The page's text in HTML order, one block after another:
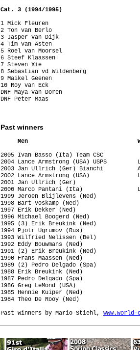
Cat. 3 (1994/1995)
1 Mick Fleuren
2 Ton van Berlo
3 Jasper van Dijk
4 Tim van Asten
5 Roel van Moorsel
6 Steef Klaassen
7 Steven Xie
8 Sebastian vd Wildenberg
9 Maikel Geenen
10 Roy van Eck
DNF Maya van Doren
DNF Peter Maas
Past winners
2005 Ivan Basso (Ita) Team CSC
2004 Lance Armstrong (USA) USPS
2003 Jan Ullrich (Ger) Bianchi
2002 Lance Armstrong (USA)
2001 Jan Ullrich (Ger)
2000 Marco Pantani (Ita)
1999 Jeroen Blijlevens (Ned)
1998 Bart Voskamp (Ned)
1997 Erik Dekker (Ned)
1996 Michael Boogerd (Ned)
1995 (3) Erik Breukink (Ned)
1994 Pjotr Ugrumov (Rus)
1993 Wilfried Nelissen (Bel)
1992 Eddy Bouwmans (Ned)
1991 (2) Erik Breukink (Ned)
1990 Frans Maassen (Ned)
1989 (2) Pedro Delgado (Spa)
1988 Erik Breukink (Ned)
1987 Pedro Delgado (Spa)
1986 Greg LeMond (USA)
1985 Hennie Kuiper (Ned)
1984 Theo De Rooy (Ned)
Past winners by Mario Stiehl,